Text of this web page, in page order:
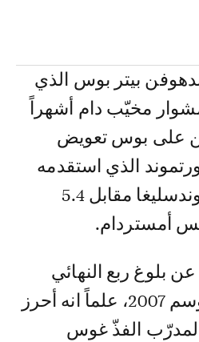
بيتر بوس الذي
مشوار مخيّب دام أشهراً
2017. يتعيّن على بوس تعويض
الذي استقدمه
برقم قياسي في البوندسليغا مقابل 5.4
أمستردام.
بلوغ ربع النهائي
للمرة الأولى منذ موسم 2007، علماً انه أحرز
1988 مع المدرّب الفذّ غوس